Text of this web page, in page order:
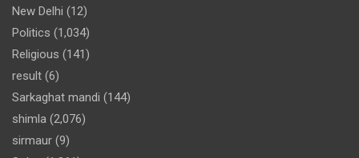
New Delhi (12)
Politics (1,034)
Religious (141)
result (6)
Sarkaghat mandi (144)
shimla (2,076)
sirmaur (9)